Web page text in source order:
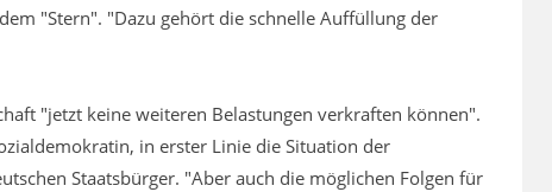
"Stern". "Dazu gehört die schnelle Auffüllung der
"jetzt keine weiteren Belastungen verkraften können".
in erster Linie die Situation der
Staatsbürger. "Aber auch die möglichen Folgen für